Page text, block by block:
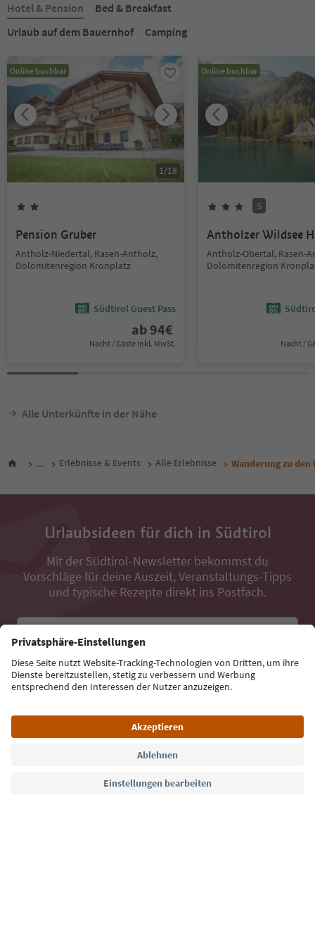
Hotel & Pension
Bed & Breakfast
Urlaub auf dem Bauernhof
Camping
Online buchbar
1/18
Pension Gruber
Antholz-Niedertal, Rasen-Antholz,
Dolomitenregion Kronplatz
Südtirol Guest Pass
ab 94€
Nacht / Gäste Inkl. MwSt.
Online buchbar
S
Antholzer Wildsee
Antholz-Obertal, Rasen-
Dolomitenregion
Nacht /
Alle Unterkünfte in der Nähe
... Erlebnisse & Events Alle Erlebnisse Wanderung zu den
Urlaubsideen für dich in Südtirol
Mit der Südtirol-Newsletter bekommst du
Vorschläge für deine Auszeit, Veranstaltungs-Tipps
und typische Rezepte direkt ins Postfach.
Jetzt anmelden